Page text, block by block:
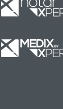
Miete
Miete